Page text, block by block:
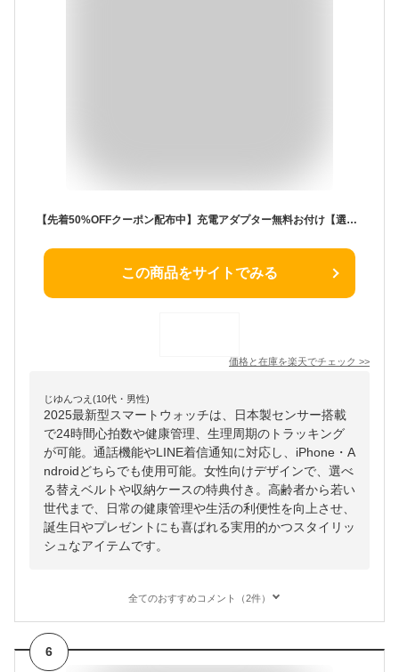
【先着50%OFFクーポン配布中】充電アダプター無料お付け【選べる替えベルト&収納ケース特典】2025最新型 スマートウォッチ 日本製センサー 通話機能 iPhone Android対応 レディース 24時間健康管理 心拍数 女性生理周期 着信通知 Bluetooth 日本語取説 smartwatch 高齢者
この商品をサイトでみる
価格と在庫を楽天でチェック >>
じゆんつえ(10代・男性)
2025最新型スマートウォッチは、日本製センサー搭載
で24時間心拍数や健康管理、生理周期のトラッキング
が可能。通話機能やLINE着信通知に対応し、iPhone・A
ndroidどちらでも使用可能。女性向けデザインで、選べ
る替えベルトや収納ケースの特典付き。高齢者から若い
世代まで、日常の健康管理や生活の利便性を向上させ、
誕生日やプレゼントにも喜ばれる実用的かつスタイリッ
シュなアイテムです。
全てのおすすめコメント（2件）
6